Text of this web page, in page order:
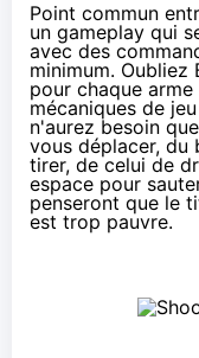
Point commun
un gameplay qui
avec des
minimum.
pour chaque
mécaniques de
n'aurez besoin
vous déplacer, du
tirer, de celui de
espace pour
penseront que le
est trop pauvre.